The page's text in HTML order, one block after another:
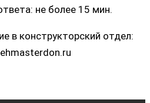
не более 15 мин.
в конструкторский отдел: